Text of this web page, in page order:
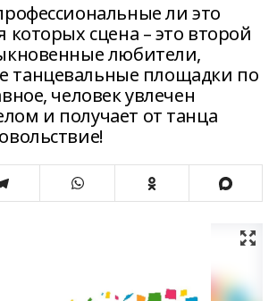
ли это
которых сцена – это второй
любители,
танцевальные площадки по
человек увлечен
и получает от танца